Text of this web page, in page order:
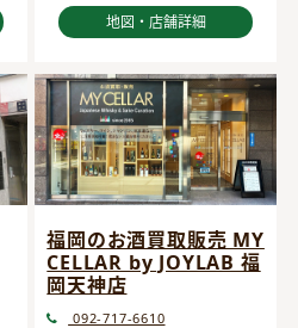
地図・店舗詳細
福岡のお酒買取販売 MY
CELLAR by JOYLAB 福
岡天神店
092-717-6610